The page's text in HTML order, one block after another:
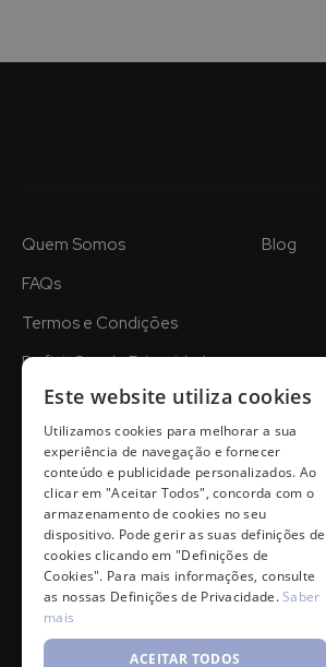
Quem Somos
FAQs
Termos e Condições
Definições de Privacidade
Blog
Este website utiliza cookies
Utilizamos cookies para melhorar a sua
experiência de navegação e fornecer
conteúdo e publicidade personalizados. Ao
clicar em "Aceitar Todos", concorda com o
armazenamento de cookies no seu
dispositivo. Pode gerir as suas definições de
cookies clicando em "Definições de
Cookies". Para mais informações, consulte
as nossas Definições de Privacidade.Saber
mais
ACEITAR TODOS